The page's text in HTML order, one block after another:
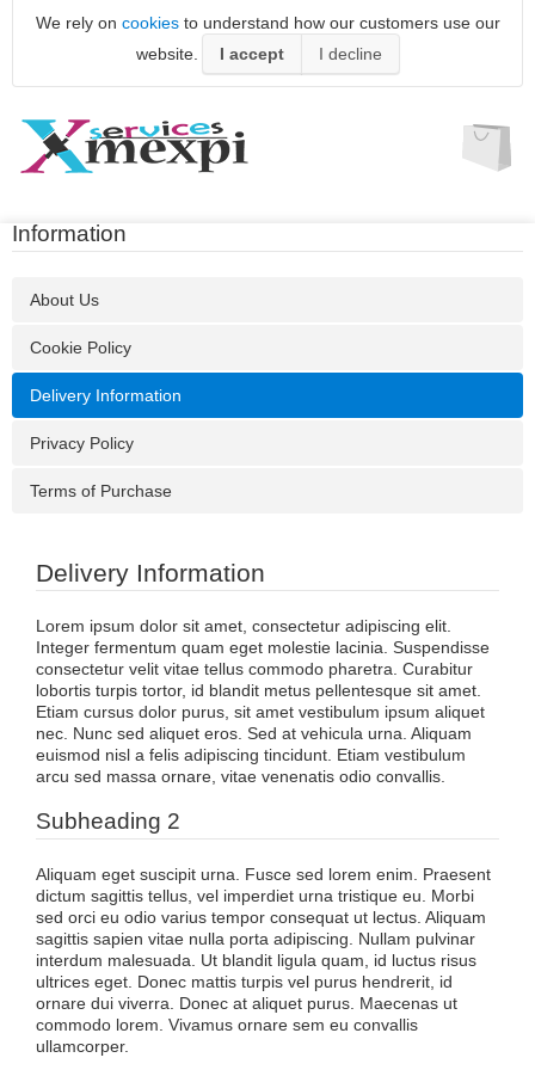
We rely on cookiesto understand how our customers use our
website.
I accept I decline
Information
About Us
Cookie Policy
Delivery Information
Privacy Policy
Terms of Purchase
Delivery Information
Lorem ipsum dolor sit amet, consectetur adipiscing elit.
Integer fermentum quam eget molestie lacinia. Suspendisse
consectetur velit vitae tellus commodo pharetra. Curabitur
lobortis turpis tortor, id blandit metus pellentesque sit amet.
Etiam cursus dolor purus, sit amet vestibulum ipsum aliquet
nec. Nunc sed aliquet eros. Sed at vehicula urna. Aliquam
euismod nisl a felis adipiscing tincidunt. Etiam vestibulum
arcu sed massa ornare, vitae venenatis odio convallis.
Subheading 2
Aliquam eget suscipit urna. Fusce sed lorem enim. Praesent
dictum sagittis tellus, vel imperdiet urna tristique eu. Morbi
sed orci eu odio varius tempor consequat ut lectus. Aliquam
sagittis sapien vitae nulla porta adipiscing. Nullam pulvinar
interdum malesuada. Ut blandit ligula quam, id luctus risus
ultrices eget. Donec mattis turpis vel purus hendrerit, id
ornare dui viverra. Donec at aliquet purus. Maecenas ut
commodo lorem. Vivamus ornare sem eu convallis
ullamcorper.